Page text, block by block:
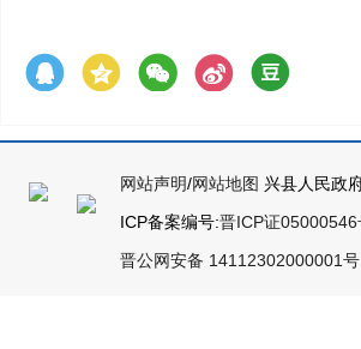
网站声明/网站地图 兴县人民政
ICP备案编号:晋ICP证05000546
晋公网安备 14112302000001号